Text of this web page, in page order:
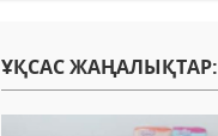
ҰҚСАС ЖАҢАЛЫҚТАР: